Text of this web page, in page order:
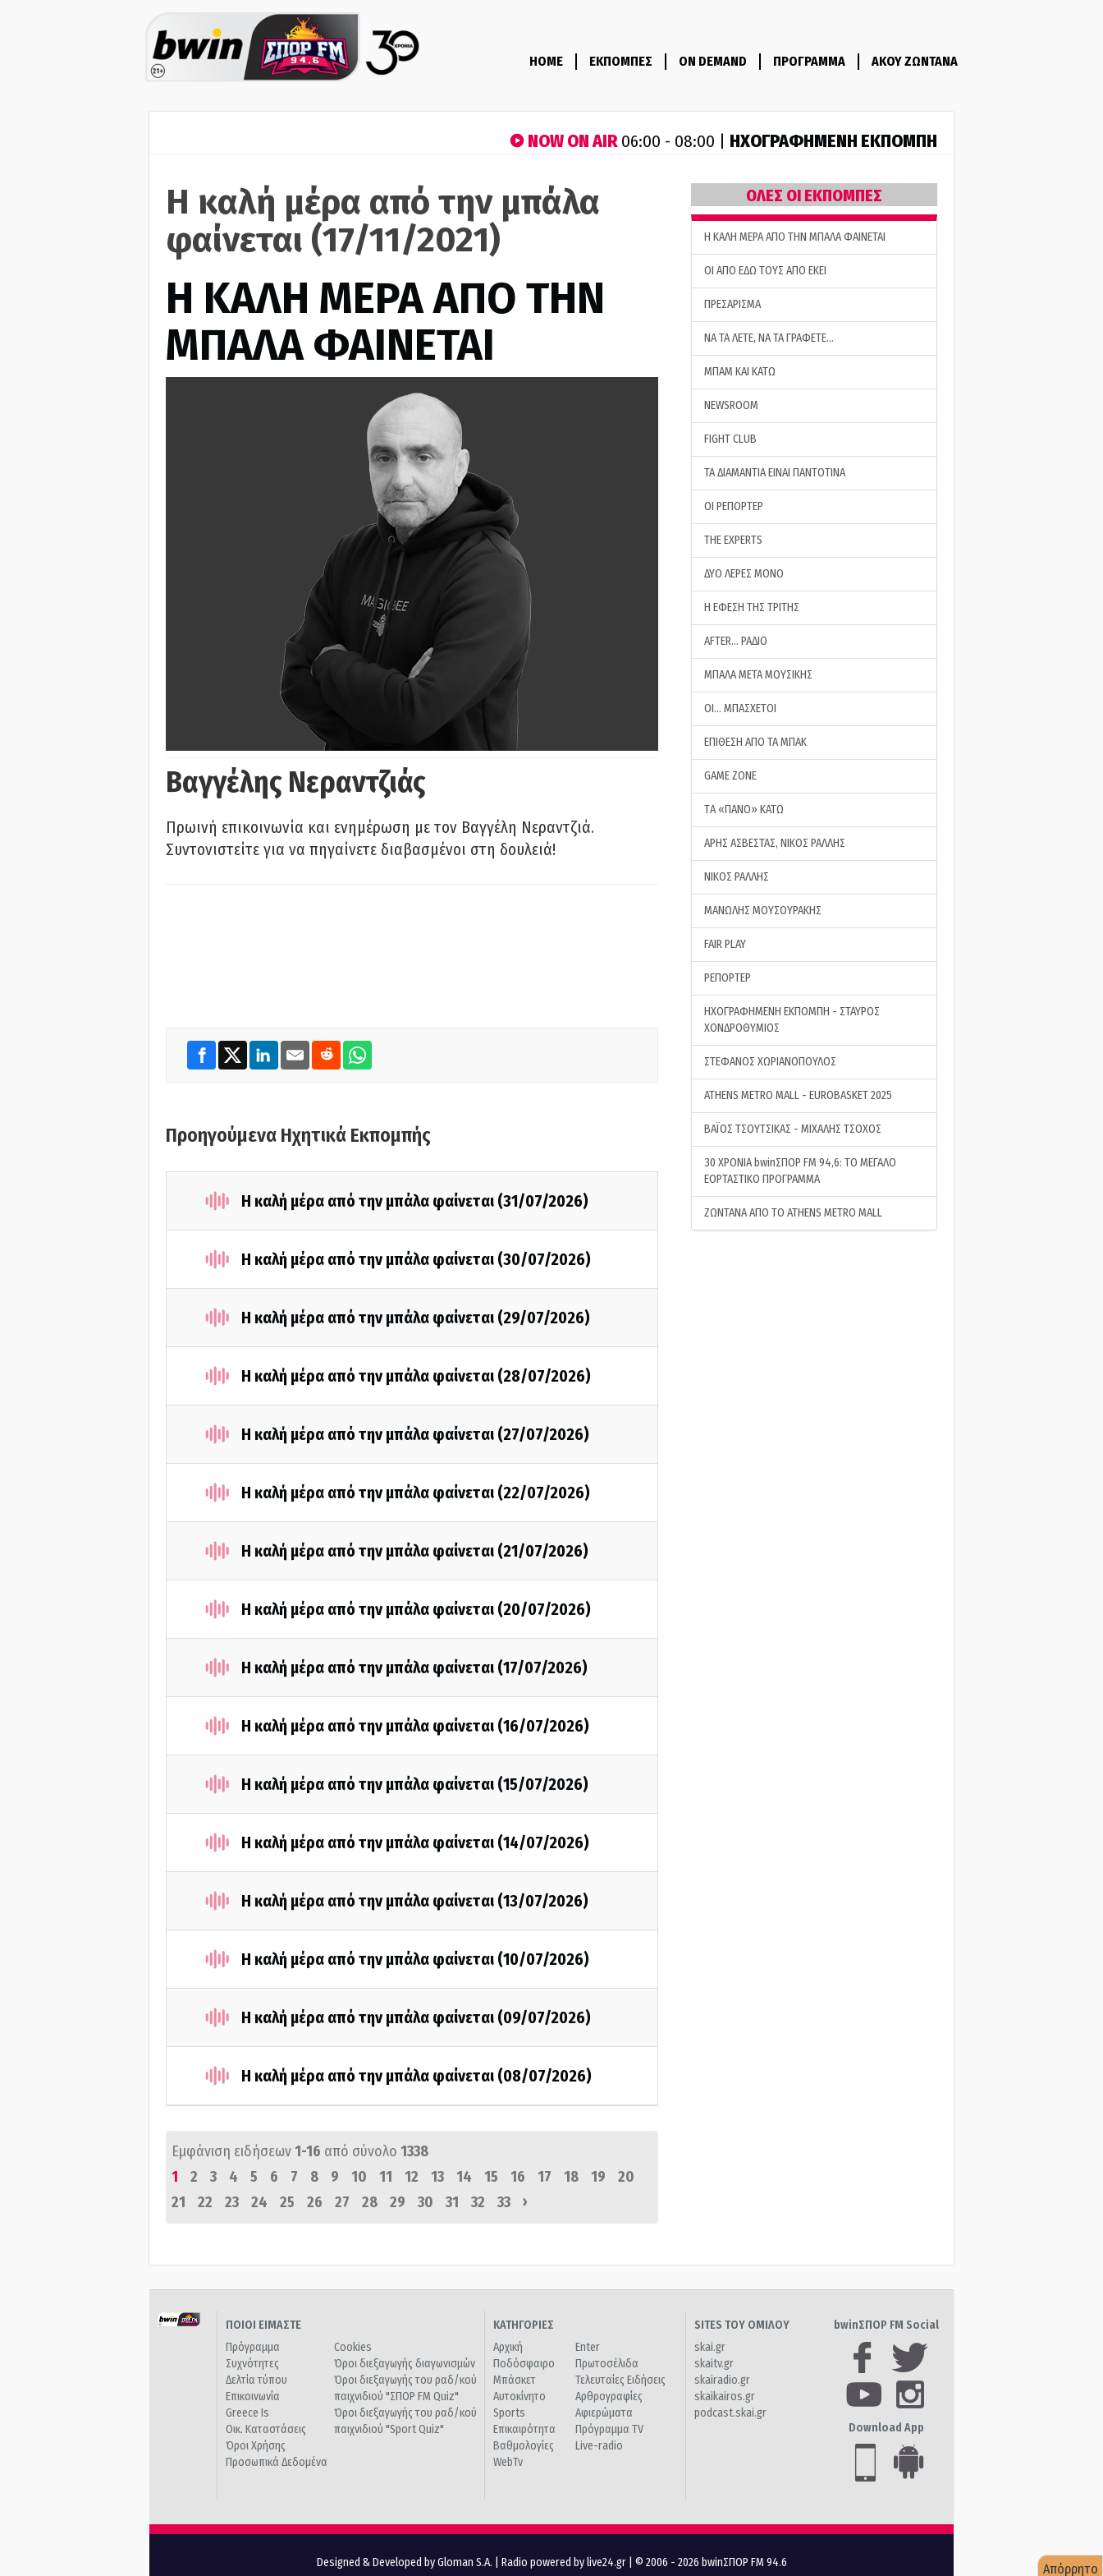
HOME ΕΚΠΟΜΠΕΣ ON DEMAND ΠΡΟΓΡΑΜΜΑ ΑΚΟΥ ΖΩΝΤΑΝΑ
NOW ON AIR06:00 - 08:00 | ΗΧΟΓΡΑΦΗΜΕΝΗ ΕΚΠΟΜΠΗ
Η καλή μέρα από την μπάλα
φαίνεται (17/11/2021)
H ΚΑΛΗ ΜΕΡΑ ΑΠΟ ΤΗΝ
ΜΠΑΛΑ ΦΑΙΝΕΤΑΙ
Βαγγέλης Νεραντζιάς
Πρωινή επικοινωνία και ενημέρωση με τον Βαγγέλη Νεραντζιά.
Συντονιστείτε για να πηγαίνετε διαβασμένοι στη δουλειά!
Προηγούμενα Ηχητικά Εκπομπής
Η καλή μέρα από την μπάλα φαίνεται (31/07/2026)
Η καλή μέρα από την μπάλα φαίνεται (30/07/2026)
Η καλή μέρα από την μπάλα φαίνεται (29/07/2026)
Η καλή μέρα από την μπάλα φαίνεται (28/07/2026)
Η καλή μέρα από την μπάλα φαίνεται (27/07/2026)
Η καλή μέρα από την μπάλα φαίνεται (22/07/2026)
Η καλή μέρα από την μπάλα φαίνεται (21/07/2026)
Η καλή μέρα από την μπάλα φαίνεται (20/07/2026)
Η καλή μέρα από την μπάλα φαίνεται (17/07/2026)
Η καλή μέρα από την μπάλα φαίνεται (16/07/2026)
Η καλή μέρα από την μπάλα φαίνεται (15/07/2026)
Η καλή μέρα από την μπάλα φαίνεται (14/07/2026)
Η καλή μέρα από την μπάλα φαίνεται (13/07/2026)
Η καλή μέρα από την μπάλα φαίνεται (10/07/2026)
Η καλή μέρα από την μπάλα φαίνεται (09/07/2026)
Η καλή μέρα από την μπάλα φαίνεται (08/07/2026)
Εμφάνιση ειδήσεων1-16 από σύνολο 1338
1
2 3 4 5 6 7 8 9 10 11 12 13 14 15 16 17 18 19
20
21
22 23 24 25 26 27 28 29 30 31 32 33 ›
ΟΛΕΣ ΟΙ ΕΚΠΟΜΠΕΣ
H ΚΑΛΗ ΜΕΡΑ ΑΠΟ ΤΗΝ ΜΠΑΛΑ ΦΑΙΝΕΤΑΙ
ΟΙ ΑΠΟ ΕΔΩ ΤΟΥΣ ΑΠΟ ΕΚΕΙ
ΠΡΕΣΑΡΙΣΜΑ
ΝΑ ΤΑ ΛΕΤΕ, ΝΑ ΤΑ ΓΡΑΦΕΤΕ…
ΜΠΑΜ ΚΑΙ ΚΑΤΩ
NEWSROOM
FIGHT CLUB
ΤΑ ΔΙΑΜΑΝΤΙΑ ΕΙΝΑΙ ΠΑΝΤΟΤΙΝΑ
ΟΙ ΡΕΠΟΡΤΕΡ
THE EXPERTS
ΔΥΟ ΛΕΡΕΣ ΜΟΝΟ
Η ΕΦΕΣΗ ΤΗΣ ΤΡΙΤΗΣ
AFTER… ΡΑΔΙΟ
ΜΠΑΛΑ ΜΕΤΑ ΜΟΥΣΙΚΗΣ
ΟΙ… ΜΠΑΣΧΕΤΟΙ
ΕΠΙΘΕΣΗ ΑΠΟ ΤΑ ΜΠΑΚ
GAME ZONE
ΤA «ΠΑΝΟ» ΚΑΤΩ
ΑΡΗΣ ΑΣΒΕΣΤΑΣ, ΝΙΚΟΣ ΡΑΛΛΗΣ
ΝΙΚΟΣ ΡΑΛΛΗΣ
ΜΑΝΩΛΗΣ ΜΟΥΣΟΥΡΑΚΗΣ
FAIR PLAY
ΡΕΠΟΡΤΕΡ
ΗΧΟΓΡΑΦΗΜΕΝΗ ΕΚΠΟΜΠΗ - ΣΤΑΥΡΟΣ
ΧΟΝΔΡΟΘΥΜΙΟΣ
ΣΤΕΦΑΝΟΣ ΧΩΡΙΑΝΟΠΟΥΛΟΣ
ATHENS METRO MALL - EUROBASKET 2025
ΒΑΪΟΣ ΤΣΟΥΤΣΙΚΑΣ - ΜΙΧΑΛΗΣ ΤΣΟΧΟΣ
30 ΧΡΟΝΙΑ bwinΣΠΟΡ FM 94,6: ΤΟ ΜΕΓΑΛΟ
ΕΟΡΤΑΣΤΙΚΟ ΠΡΟΓΡΑΜΜΑ
ΖΩΝΤΑΝΑ ΑΠΟ ΤΟ ATHENS METRO MALL
ΠΟΙΟΙ ΕΙΜΑΣΤΕ
Πρόγραμμα
Συχνότητες
Δελτία τύπου
Επικοινωνία
Greece Is
Οικ. Καταστάσεις
Όροι Χρήσης
Προσωπικά Δεδομένα
Cookies
Όροι διεξαγωγής διαγωνισμών
Όροι διεξαγωγής του ραδ/κού
παιχνιδιού "ΣΠΟΡ FM Quiz"
Όροι διεξαγωγής του ραδ/κού
παιχνιδιού "Sport Quiz"
ΚΑΤΗΓΟΡΙΕΣ
Αρχική
Ποδόσφαιρο
Μπάσκετ
Αυτοκίνητο
Sports
Επικαιρότητα
Βαθμολογίες
WebTv
Enter
Πρωτοσέλιδα
Τελευταίες Ειδήσεις
Αρθρογραφίες
Αφιερώματα
Πρόγραμμα TV
Live-radio
SITES ΤΟΥ ΟΜΙΛΟΥ
skai.gr
skaitv.gr
skairadio.gr
skaikairos.gr
podcast.skai.gr
bwinΣΠΟΡ FM Social
Download App
Designed & Developed by Gloman S.A. Radio powered by live24.gr | © 2006 - 2026 bwinΣΠΟΡ FM 94.6 Απόρρητο